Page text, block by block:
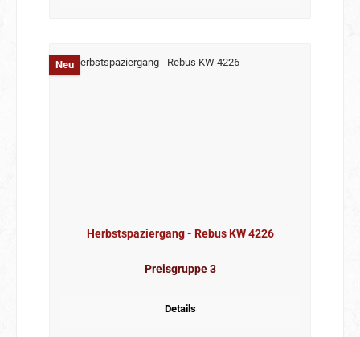
Neu
Herbstspaziergang - Rebus KW 4226
Preisgruppe 3
Details